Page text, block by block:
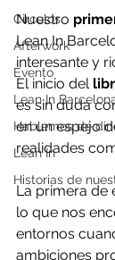
Circulos
Afterwork
Evento
Lean In
Hablemos de
Lean In
Historias de
Nuestro
Lean In
interesante y
El inicio del
es sin duda
en un espejo
realidades
La primera de
lo que nos
entornos
ambiciones